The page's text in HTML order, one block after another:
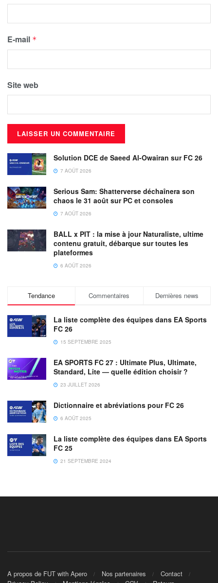
E-mail *
Site web
Solution DCE de Saeed Al-Owairan sur FC 26
7 AOÛT 2026
Serious Sam: Shatterverse déchaînera son
chaos le 31 août sur PC et consoles
7 AOÛT 2026
BALL x PIT : la mise à jour Naturaliste, ultime
contenu gratuit, débarque sur toutes les
plateformes
6 AOÛT 2026
Tendance Commentaires Dernières news
La liste complète des équipes dans EA Sports
FC 26
15 SEPTEMBRE 2025
EA SPORTS FC 27 : Ultimate Plus, Ultimate,
Standard, Lite — quelle édition choisir ?
23 JUILLET 2026
Dictionnaire et abréviations pour FC 26
6 AOÛT 2025
La liste complète des équipes dans EA Sports
FC 25
21 SEPTEMBRE 2024
A propos de FUT with Apero Nos partenaires
Contact